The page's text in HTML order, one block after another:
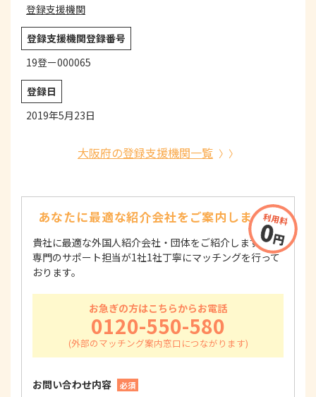
登録支援機関
登録支援機関登録番号
19登ー000065
登録日
2019年5月23日
大阪府の登録支援機関一覧
あなたに最適な紹介会社をご案内します！
貴社に最適な外国人紹介会社・団体をご紹介します！
専門のサポート担当が1社1社丁寧にマッチングを行って
おります。
お急ぎの方はこちらからお電話
0120-550-580
お問い合わせ内容 必須